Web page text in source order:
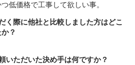
低価格で工事して欲しい事。
く際に他社と比較しました方はどこ
？
いただいた決め手は何ですか？